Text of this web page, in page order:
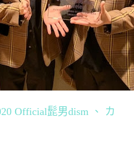
Official髭男dism 、 カ